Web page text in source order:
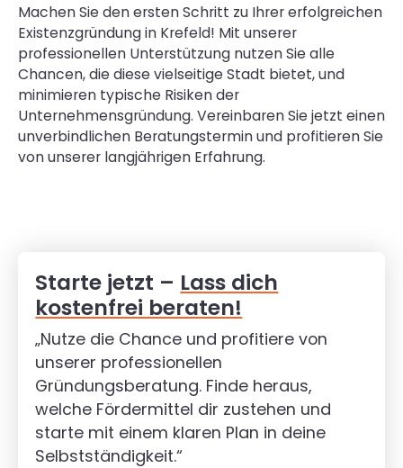
Machen Sie den ersten Schritt zu Ihrer erfolgreichen
Existenzgründung in Krefeld! Mit unserer
professionellen Unterstützung nutzen Sie alle
Chancen, die diese vielseitige Stadt bietet, und
minimieren typische Risiken der
Unternehmensgründung. Vereinbaren Sie jetzt einen
unverbindlichen Beratungstermin und profitieren Sie
von unserer langjährigen Erfahrung.
Starte jetzt – Lass dich
kostenfrei beraten!
„Nutze die Chance und profitiere von
unserer professionellen
Gründungsberatung. Finde heraus,
welche Fördermittel dir zustehen und
starte mit einem klaren Plan in deine
Selbstständigkeit.“